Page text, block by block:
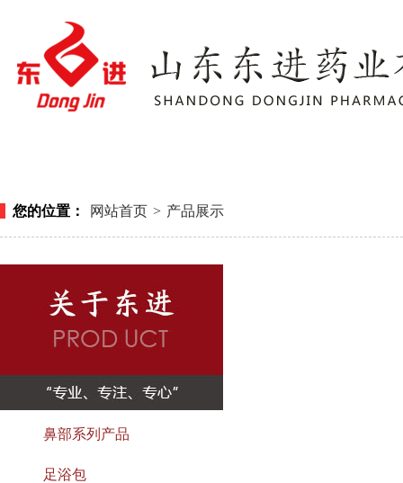
您的位置： 网站首页 > 产品展示
鼻部系列产品
足浴包